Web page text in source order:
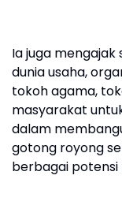
Ia juga mengajak
dunia usaha,
tokoh agama,
masyarakat
dalam
gotong royong
berbagai potensi